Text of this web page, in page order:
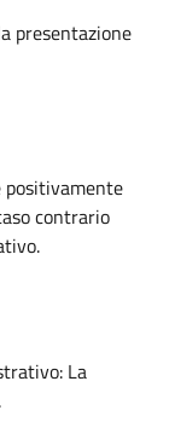
presentazione
positivamente
contrario
La